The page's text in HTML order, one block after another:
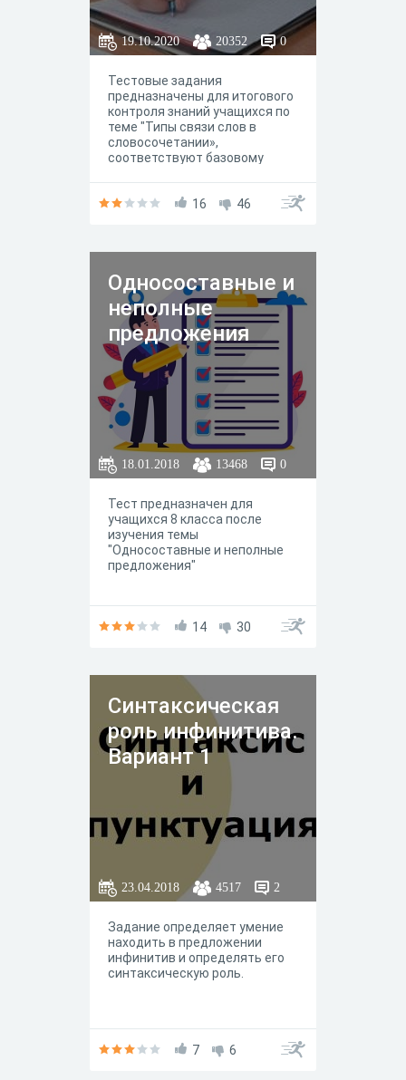
19.10.2020 20352 0
Тестовые задания
предназначены для итогового
контроля знаний учащихся по
теме "Типы связи слов в
словосочетании»,
соответствуют базовому
обучения.
16 46
Односоставные и
неполные
предложения
18.01.2018 13468 0
Тест предназначен для
учащихся 8 класса после
изучения темы
"Односоставные и неполные
предложения"
14 30
Синтаксическая
роль инфинитива.
Вариант 1
23.04.2018 4517 2
Задание определяет умение
находить в предложении
инфинитив и определять его
синтаксическую роль.
7 6